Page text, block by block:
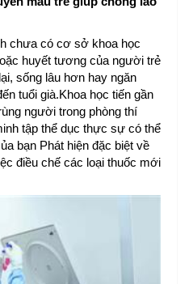
chưa có cơ sở khoa học
huyết tương của người trẻ
sống lâu hơn hay ngăn
tuổi già.Khoa học tiến gần
người trong phòng thí
tập thể dục thực sự có thể
bạn Phát hiện đặc biệt về
điều chế các loại thuốc mới